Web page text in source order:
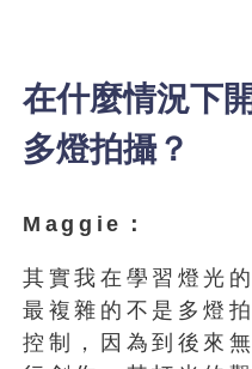
在什麼情況下
多燈拍攝？
Maggie：
其實我在學習燈光
最複雜的不是多燈
控制，因為到後來